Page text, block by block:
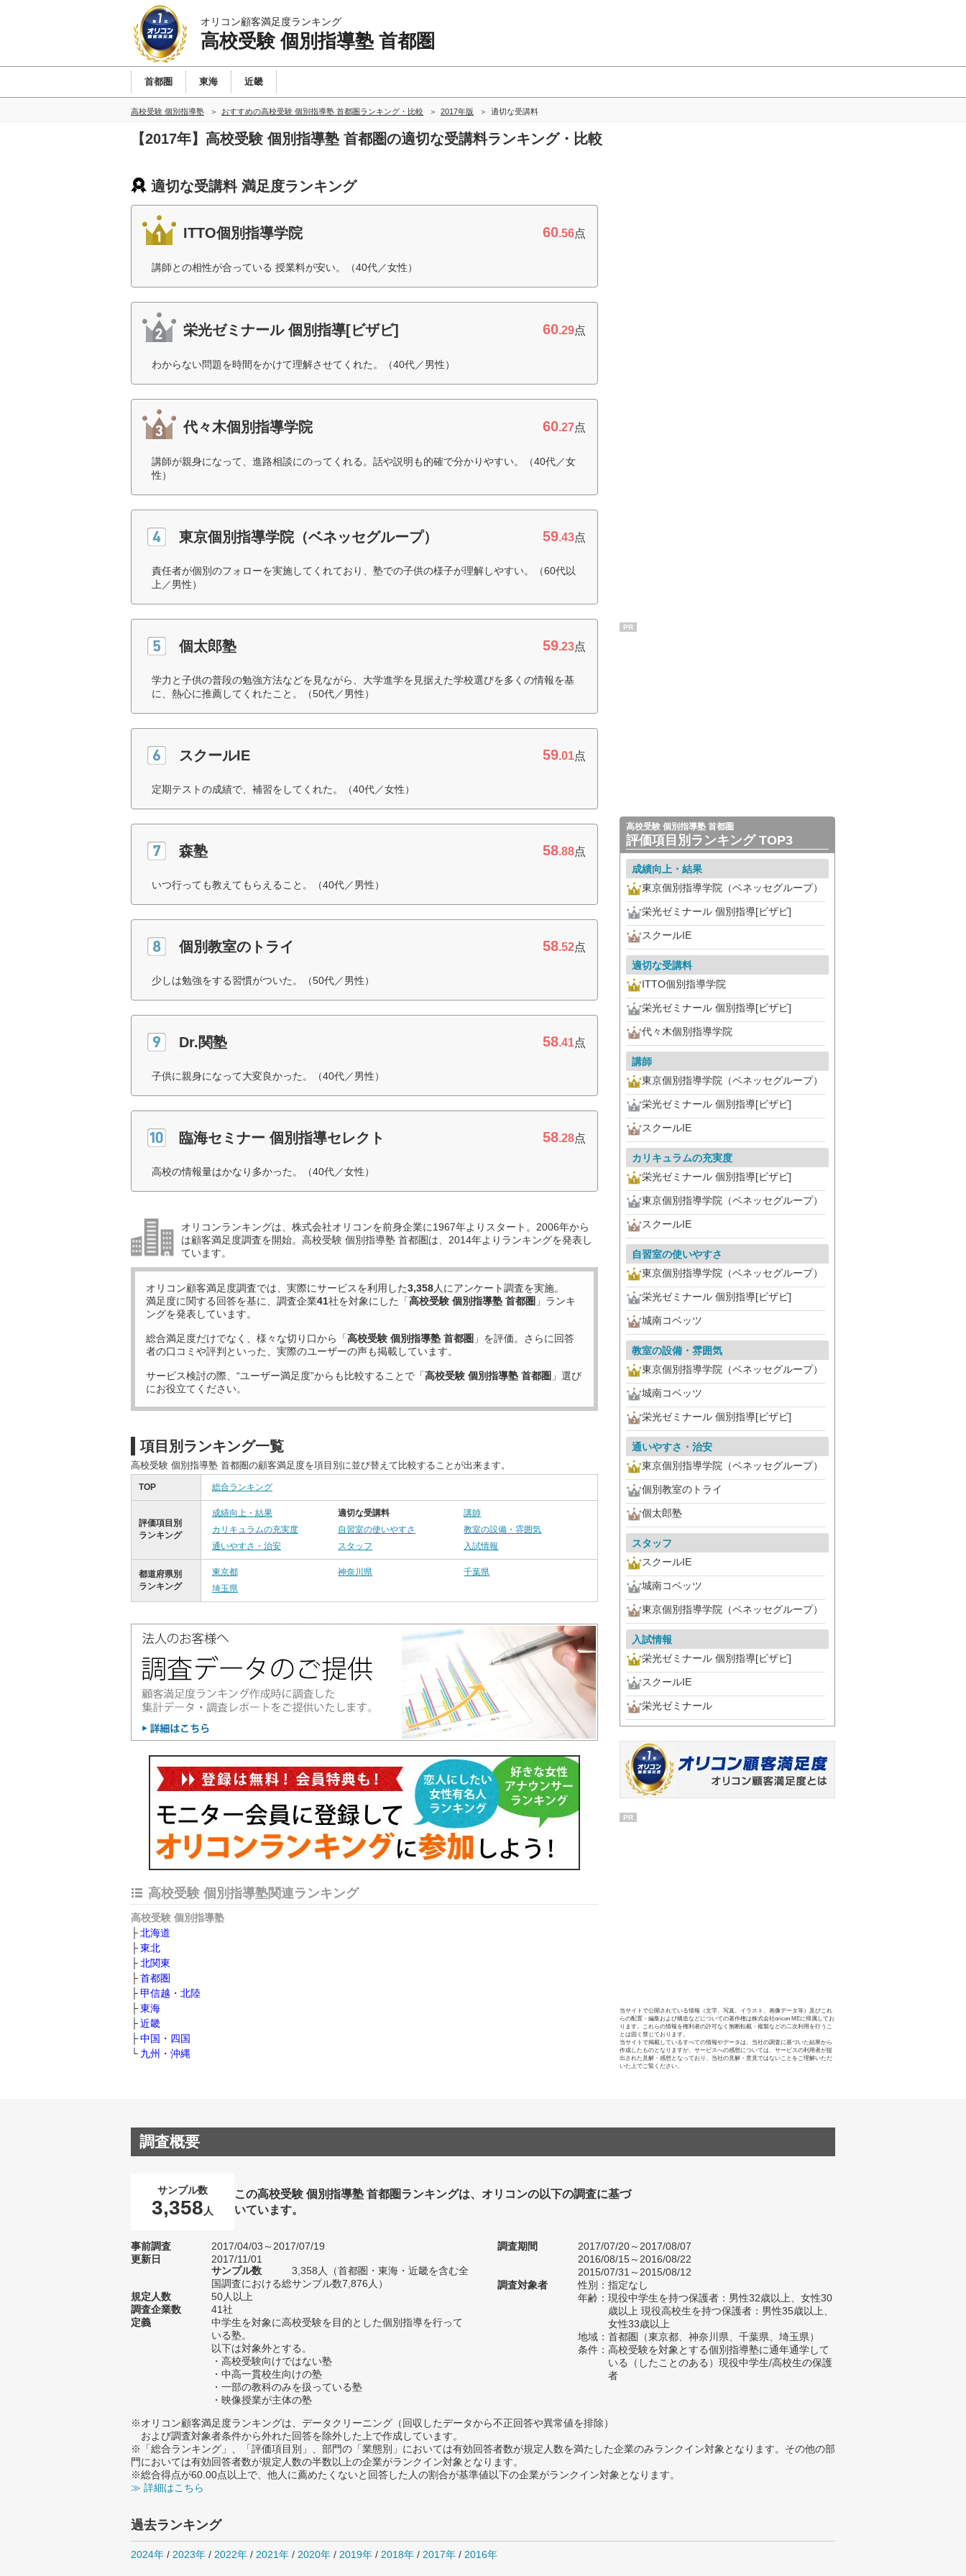
オリコン顧客満足度ランキング
高校受験 個別指導塾 首都圏
首都圏 東海 近畿
高校受験 個別指導塾 おすすめの高校受験 個別指導塾 首都圏ランキング・比較 2017年版 適切な受講料
【2017年】高校受験 個別指導塾 首都圏の適切な受講料ランキング・比較
適切な受講料 満足度ランキング
ITTO個別指導学院 60.56点
講師との相性が合っている 授業料が安い。（40代／女性）
栄光ゼミナール 個別指導[ビザビ] 60.29点
わからない問題を時間をかけて理解させてくれた。（40代／男性）
代々木個別指導学院 60.27点
講師が親身になって、進路相談にのってくれる。話や説明も的確で分かりやすい。（40代／女
性）
東京個別指導学院（ベネッセグループ） 59.43点
責任者が個別のフォローを実施してくれており、塾での子供の様子が理解しやすい。（60代以
上／男性）
個太郎塾 59.23点
学力と子供の普段の勉強方法などを見ながら、大学進学を見据えた学校選びを多くの情報を基
に、熱心に推薦してくれたこと。（50代／男性）
スクールIE 59.01点
定期テストの成績で、補習をしてくれた。（40代／女性）
森塾 58.88点
いつ行っても教えてもらえること。（40代／男性）
個別教室のトライ 58.52点
少しは勉強をする習慣がついた。（50代／男性）
Dr.関塾 58.41点
子供に親身になって大変良かった。（40代／男性）
臨海セミナー 個別指導セレクト 58.28点
高校の情報量はかなり多かった。（40代／女性）
オリコンランキングは、株式会社オリコンを前身企業に1967年よりスタート。2006年から
は顧客満足度調査を開始。高校受験 個別指導塾 首都圏は、2014年よりランキングを発表し
ています。
オリコン顧客満足度調査では、実際にサービスを利用した3,358人にアンケート調査を実施。
満足度に関する回答を基に、調査企業41社を対象にした「高校受験 個別指導塾 首都圏 」ランキ
ングを発表しています。
総合満足度だけでなく、様々な切り口から「高校受験 個別指導塾 首都圏 」を評価。さらに回答
者の口コミや評判といった、実際のユーザーの声も掲載しています。
サービス検討の際、“ユーザー満足度”からも比較することで「高校受験 個別指導塾 首都圏 」選び
にお役立てください。
項目別ランキング一覧
高校受験 個別指導塾 首都圏の顧客満足度を項目別に並び替えて比較することが出来ます。
TOP 総合ランキング
評価項目別
ランキング
成績向上・結果 適切な受講料
講師
カリキュラムの充実度
自習室の使いやすさ
教室の設備・雰囲気
通いやすさ・治安
スタッフ 入試情報
都道府県別
ランキング
東京都 神奈川県
千葉県
埼玉県
高校受験 個別指導塾関連ランキング
高校受験 個別指導塾
北海道
東北
北関東
首都圏
甲信越・北陸
東海
近畿
中国・四国
九州・沖縄
PR
高校受験 個別指導塾 首都圏
評価項目別ランキング TOP3
成績向上・結果
東京個別指導学院（ベネッセグループ）
栄光ゼミナール 個別指導[ビザビ]
スクールIE
適切な受講料
ITTO個別指導学院
栄光ゼミナール 個別指導[ビザビ]
代々木個別指導学院
講師
東京個別指導学院（ベネッセグループ）
栄光ゼミナール 個別指導[ビザビ]
スクールIE
カリキュラムの充実度
栄光ゼミナール 個別指導[ビザビ]
東京個別指導学院（ベネッセグループ）
スクールIE
自習室の使いやすさ
東京個別指導学院（ベネッセグループ）
栄光ゼミナール 個別指導[ビザビ]
城南コベッツ
教室の設備・雰囲気
東京個別指導学院（ベネッセグループ）
城南コベッツ
栄光ゼミナール 個別指導[ビザビ]
通いやすさ・治安
東京個別指導学院（ベネッセグループ）
個別教室のトライ
個太郎塾
スタッフ
スクールIE
城南コベッツ
東京個別指導学院（ベネッセグループ）
入試情報
栄光ゼミナール 個別指導[ビザビ]
スクールIE
栄光ゼミナール
PR
当サイトで公開されている情報（文字、写真、イラスト、画像データ等）及びこれ
らの配置・編集および構造などについての著作権は株式会社oricon MEに帰属してお
ります。これらの情報を権利者の許可なく無断転載・複製などの二次利用を行うこ
とは固く禁じております。
当サイトで掲載しているすべての情報やデータは、当社の調査に基づいた結果から
作成したものとなりますが、サービスへの感想については、サービスの利用者が提
出された見解・感想となっており、当社の見解・意見ではないことをご理解いただ
いた上でご覧ください。
調査概要
サンプル数
3,358 人
この高校受験 個別指導塾 首都圏ランキングは、オリコンの以下の調査に基づ
いています。
事前調査
2017/04/03～2017/07/19
更新日
2017/11/01
サンプル数
3,358人（首都圏・東海・近畿を含む全
国調査における総サンプル数7,876人）
規定人数
50人以上
調査企業数
41社
定義
中学生を対象に高校受験を目的とした個別指導を行って
いる塾。
以下は対象外とする。
・高校受験向けではない塾
・中高一貫校生向けの塾
・一部の教科のみを扱っている塾
・映像授業が主体の塾
調査期間
2017/07/20～2017/08/07
2016/08/15～2016/08/22
2015/07/31～2015/08/12
調査対象者
性別：指定なし
年齢：現役中学生を持つ保護者：男性32歳以上、女性30
歳以上 現役高校生を持つ保護者：男性35歳以上、
女性33歳以上
地域：首都圏（東京都、神奈川県、千葉県、埼玉県）
条件：高校受験を対象とする個別指導塾に通年通学して
いる（したことのある）現役中学生/高校生の保護
者
※オリコン顧客満足度ランキングは、データクリーニング（回収したデータから不正回答や異常値を排除）
および調査対象者条件から外れた回答を除外した上で作成しています。
※「総合ランキング」、「評価項目別」、部門の「業態別」においては有効回答者数が規定人数を満たした企業のみランクイン対象となります。その他の部
門においては有効回答者数が規定人数の半数以上の企業がランクイン対象となります。
※総合得点が60.00点以上で、他人に薦めたくないと回答した人の割合が基準値以下の企業がランクイン対象となります。
≫ 詳細はこちら
過去ランキング
2024年 / 2023年 / 2022年 / 2021年 / 2020年 / 2019年 / 2018年 / 2017年 / 2016年